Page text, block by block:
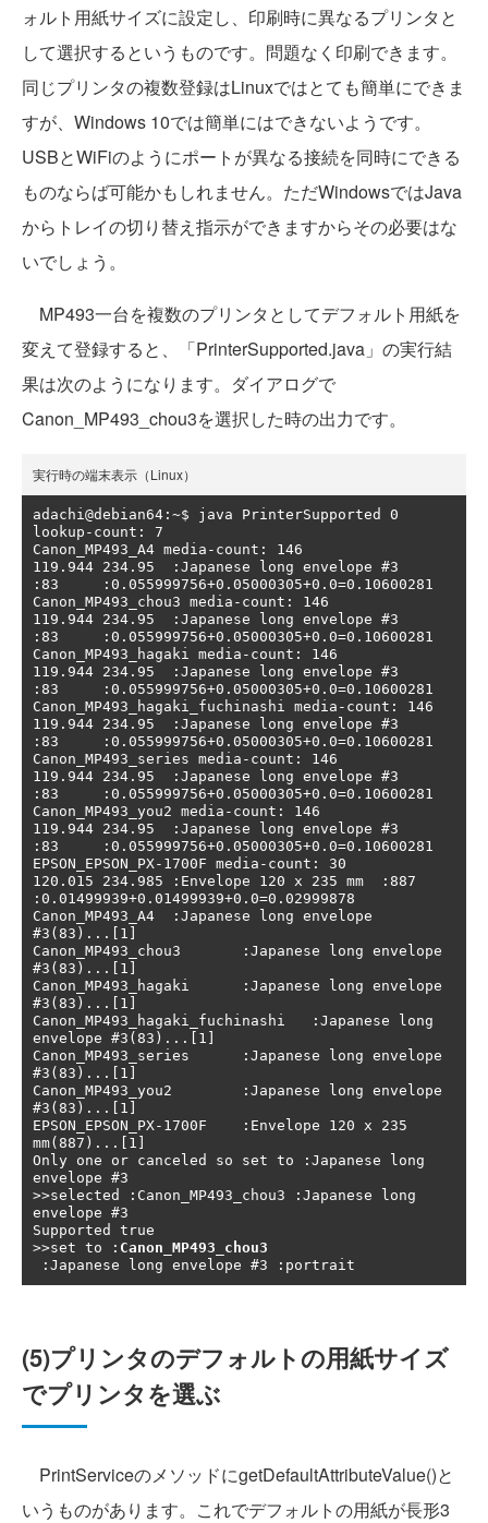
ォルト用紙サイズに設定し、印刷時に異なるプリンタと
して選択するというものです。問題なく印刷できます。
同じプリンタの複数登録はLinuxではとても簡単にできま
すが、Windows 10では簡単にはできないようです。
USBとWiFiのようにポートが異なる接続を同時にできる
ものならば可能かもしれません。ただWindowsではJava
からトレイの切り替え指示ができますからその必要はな
いでしょう。
MP493一台を複数のプリンタとしてデフォルト用紙を
変えて登録すると、「PrinterSupported.java」の実行結
果は次のようになります。ダイアログで
Canon_MP493_chou3を選択した時の出力です。
実行時の端末表示（Linux）
adachi@debian64:~$ java PrinterSupported 0
lookup-count: 7
Canon_MP493_A4 media-count: 146
119.944 234.95	:Japanese long envelope #3
:83	:0.055999756+0.05000305+0.0=0.10600281
Canon_MP493_chou3 media-count: 146
119.944 234.95	:Japanese long envelope #3
:83	:0.055999756+0.05000305+0.0=0.10600281
Canon_MP493_hagaki media-count: 146
119.944 234.95	:Japanese long envelope #3
:83	:0.055999756+0.05000305+0.0=0.10600281
Canon_MP493_hagaki_fuchinashi media-count: 146
119.944 234.95	:Japanese long envelope #3
:83	:0.055999756+0.05000305+0.0=0.10600281
Canon_MP493_series media-count: 146
119.944 234.95	:Japanese long envelope #3
:83	:0.055999756+0.05000305+0.0=0.10600281
Canon_MP493_you2 media-count: 146
119.944 234.95	:Japanese long envelope #3
:83	:0.055999756+0.05000305+0.0=0.10600281
EPSON_EPSON_PX-1700F media-count: 30
120.015 234.985	:Envelope 120 x 235 mm	:887
:0.01499939+0.01499939+0.0=0.02999878
Canon_MP493_A4	:Japanese long envelope
#3(83)...[1]
Canon_MP493_chou3	:Japanese long envelope
#3(83)...[1]
Canon_MP493_hagaki	:Japanese long envelope
#3(83)...[1]
Canon_MP493_hagaki_fuchinashi	:Japanese long
envelope #3(83)...[1]
Canon_MP493_series	:Japanese long envelope
#3(83)...[1]
Canon_MP493_you2	:Japanese long envelope
#3(83)...[1]
EPSON_EPSON_PX-1700F	:Envelope 120 x 235
mm(887)...[1]
Only one or canceled so set to :Japanese long
envelope #3
>>selected :Canon_MP493_chou3 :Japanese long
envelope #3
Supported true
>>set to : Canon_MP493_chou3
(5)プリンタのデフォルトの用紙サイズ
でプリンタを選ぶ
PrintServiceのメソッドにgetDefaultAttributeValue()と
いうものがあります。これでデフォルトの用紙が長形3